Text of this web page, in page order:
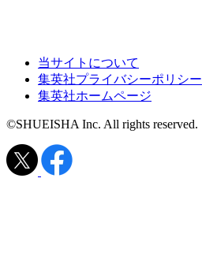
当サイトについて
集英社プライバシーポリシー
集英社ホームページ
©SHUEISHA Inc. All rights reserved.